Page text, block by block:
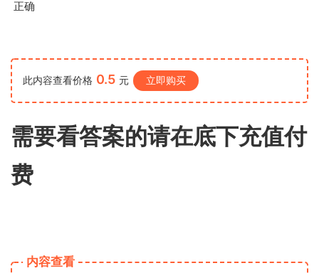
正确
此内容查看价格 0.5 元 立即购买
需要看答案的请在底下充值付
费
内容查看